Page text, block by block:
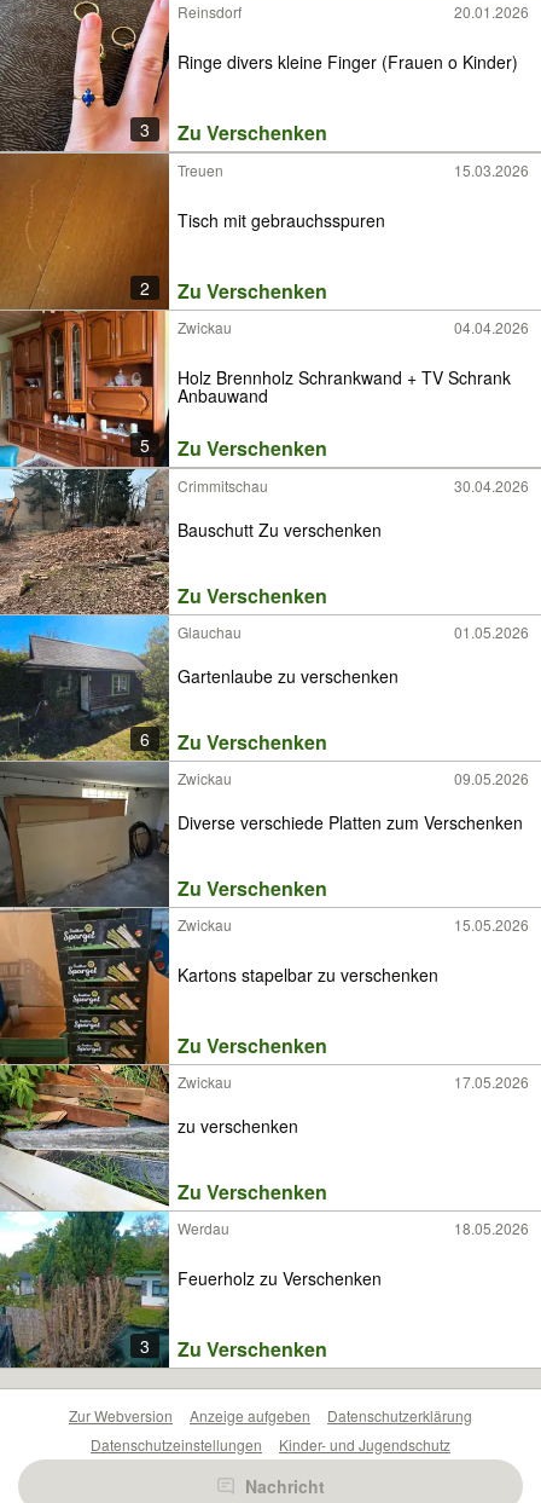
3
Reinsdorf 20.01.2026
Ringe divers kleine Finger (Frauen o Kinder)
Zu Verschenken
2
Treuen 15.03.2026
Tisch mit gebrauchsspuren
Zu Verschenken
5
Zwickau 04.04.2026
Holz Brennholz Schrankwand + TV Schrank
Anbauwand
Zu Verschenken
Crimmitschau 30.04.2026
Bauschutt Zu verschenken
Zu Verschenken
6
Glauchau 01.05.2026
Gartenlaube zu verschenken
Zu Verschenken
Zwickau 09.05.2026
Diverse verschiede Platten zum Verschenken
Zu Verschenken
Zwickau 15.05.2026
Kartons stapelbar zu verschenken
Zu Verschenken
Zwickau 17.05.2026
zu verschenken
Zu Verschenken
3
Werdau 18.05.2026
Feuerholz zu Verschenken
Zu Verschenken
Nachricht
Zur Webversion Anzeige aufgeben
Datenschutzerklärung
Datenschutzeinstellungen
Kinder- und Jugendschutz
Barrierefreiheitserklärung